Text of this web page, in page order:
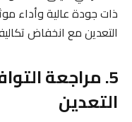
ذات جودة عالية وأداء
التعدين مع انخفاض
5. مراجعة
التعدين